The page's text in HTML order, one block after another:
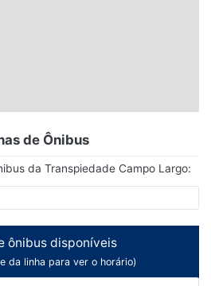
de Ônibus
da Transpiedade Campo Largo:
ônibus disponíveis
da linha para ver o horário)